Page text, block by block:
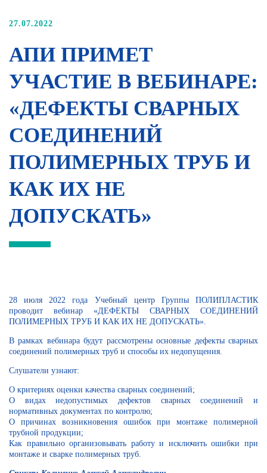
27.07.2022
АПИ ПРИМЕТ
УЧАСТИЕ В ВЕБИНАРЕ:
«ДЕФЕКТЫ СВАРНЫХ
СОЕДИНЕНИЙ
ПОЛИМЕРНЫХ ТРУБ И
КАК ИХ НЕ
ДОПУСКАТЬ»
28 июля 2022 года Учебный центр Группы ПОЛИПЛАСТИК
проводит вебинар «ДЕФЕКТЫ СВАРНЫХ СОЕДИНЕНИЙ
ПОЛИМЕРНЫХ ТРУБ И КАК ИХ НЕ ДОПУСКАТЬ».
В рамках вебинара будут рассмотрены основные дефекты сварных
соединений полимерных труб и способы их недопущения.
Слушатели узнают:
О критериях оценки качества сварных соединений;
О видах недопустимых дефектов сварных соединений и
нормативных документах по контролю;
О причинах возникновения ошибок при монтаже полимерной
трубной продукции;
Как правильно организовывать работу и исключить ошибки при
монтаже и сварке полимерных труб.